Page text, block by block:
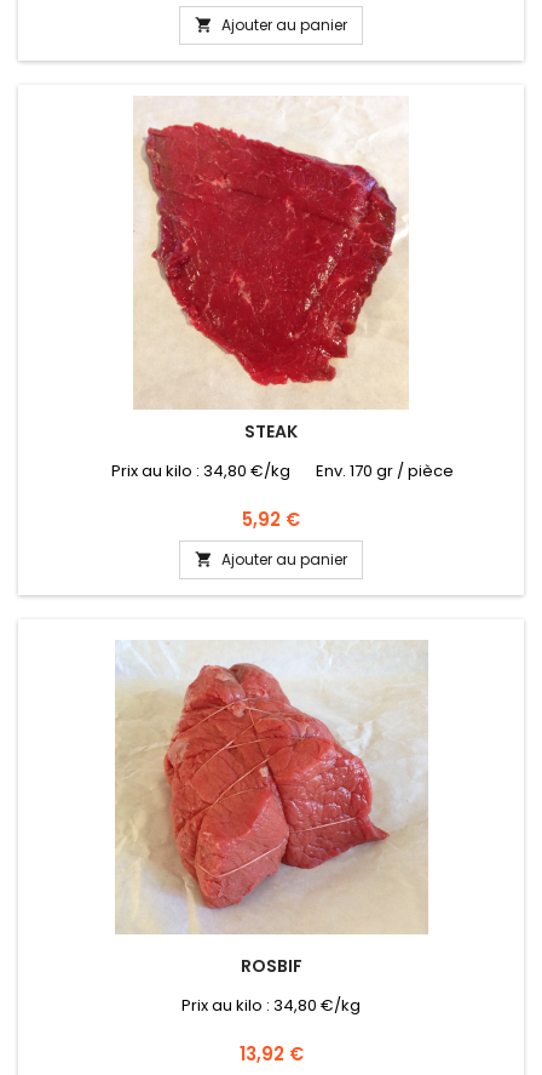
 Ajouter au panier
STEAK
Prix au kilo : 34,80 €/kg Env. 170 gr / pièce
Prix
5,92 €
 Ajouter au panier
ROSBIF
Prix au kilo : 34,80 €/kg
Prix
13,92 €